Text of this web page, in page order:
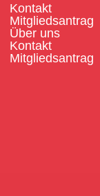
Kontakt
Mitgliedsantrag
Über uns
Kontakt
Mitgliedsantrag